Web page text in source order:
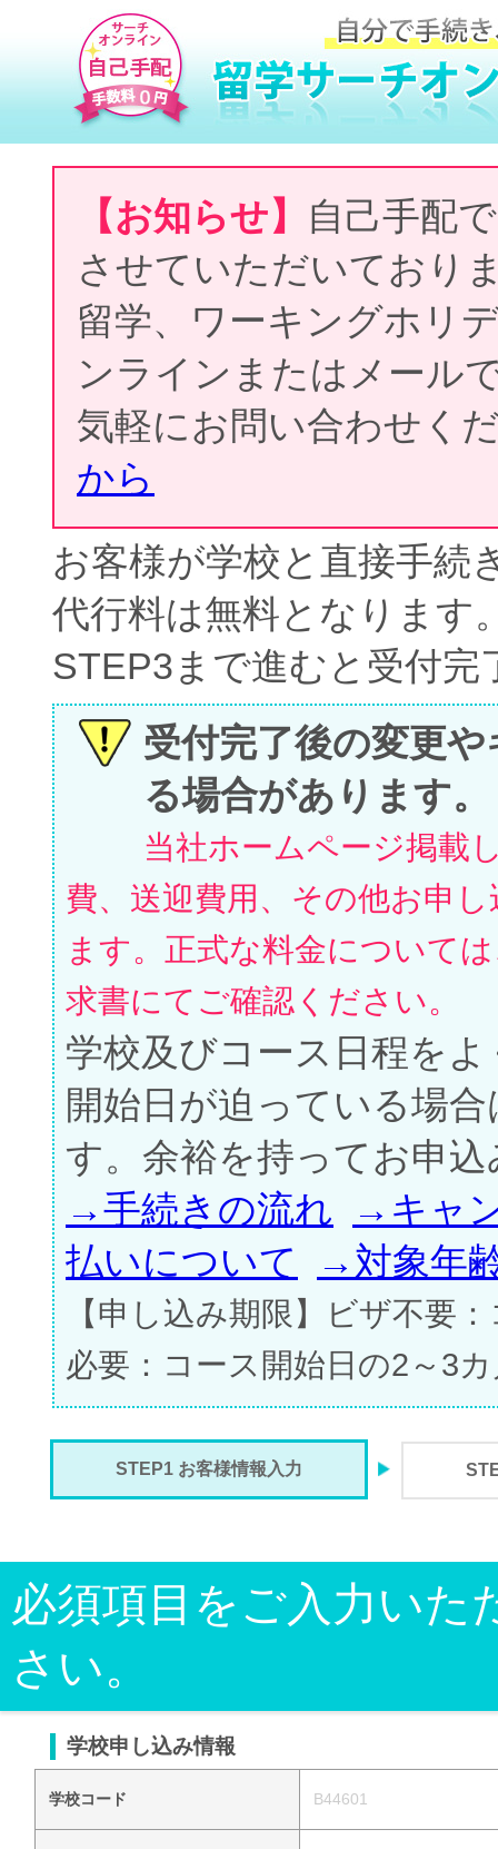
【お知らせ】
自己手配
させていただいており
留学、ワーキングホリ
ンラインまたはメール
気軽にお問い合わせく
から
お客様が学校と直接手続
代行料は無料となります
STEP3まで進むと受付完
受付完了後の変更
る場合があります。
当社ホームページ掲載
費、送迎費用、その他お申
ます。正式な料金について
求書にてご確認ください。
学校及びコース日程を
開始日が迫っている場
す。余裕を持ってお申
→手続きの流れ
→キャ
払いについて
→対象年
【申し込み期限】ビザ不要
必要：コース開始日の2～3
STEP1 お客様情報入力
必須項目をご入力いた
さい。
学校申し込み情報
学校コード B44601